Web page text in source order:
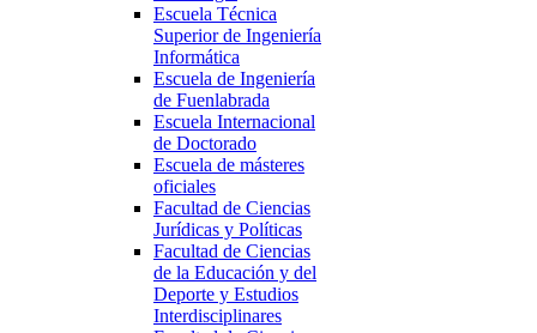
Escuela Técnica
Superior de Ingeniería
Informática
Escuela de Ingeniería
de Fuenlabrada
Escuela Internacional
de Doctorado
Escuela de másteres
oficiales
Facultad de Ciencias
Jurídicas y Políticas
Facultad de Ciencias
de la Educación y del
Deporte y Estudios
Interdisciplinares